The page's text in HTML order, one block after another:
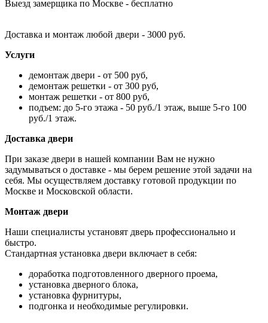
Выезд замерщика по Москве - бесплатно
Доставка и монтаж любой двери - 3000 руб.
Услуги
демонтаж двери - от 500 руб,
демонтаж решетки - от 300 руб,
монтаж решетки - от 800 руб,
подъем: до 5-го этажа - 50 руб./1 этаж, выше 5-го 100
руб./1 этаж.
Доставка двери
При заказе двери в нашей компании Вам не нужно
задумываться о доставке - мы берем решение этой задачи на
себя. Мы осуществляем доставку готовой продукции по
Москве и Московской области.
Монтаж двери
Наши специалисты установят дверь профессионально и
быстро.
Стандартная установка двери включает в себя:
доработка подготовленного дверного проема,
установка дверного блока,
установка фурнитуры,
подгонка и необходимые регулировки.